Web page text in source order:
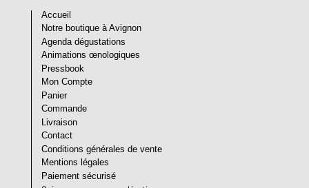
Accueil
Notre boutique à Avignon
Agenda dégustations
Animations œnologiques
Pressbook
Mon Compte
Panier
Commande
Livraison
Contact
Conditions générales de vente
Mentions légales
Paiement sécurisé